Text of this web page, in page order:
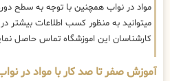
مواد در نواب همچنین با توجه به سطح
میتوانید به منظور کسب اطلاعات بیشتر در
کارشناسان این اموزشگاه تماس حاصل
آموزش صفر تا صد کار با مواد در